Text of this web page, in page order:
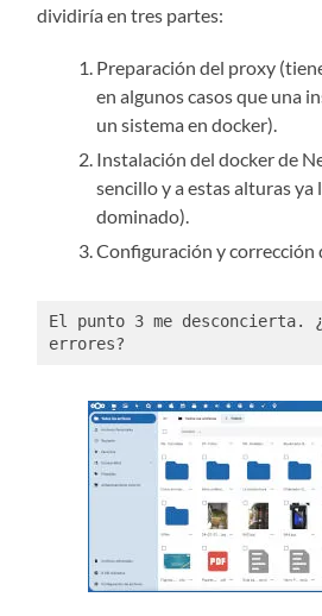
dividiría en tres partes:
Preparación del proxy
en algunos casos que una
un sistema en docker).
Instalación del docker de
sencillo y a estas alturas ya
dominado).
Configuración y corrección
El punto 3 me desconcierta.
errores?